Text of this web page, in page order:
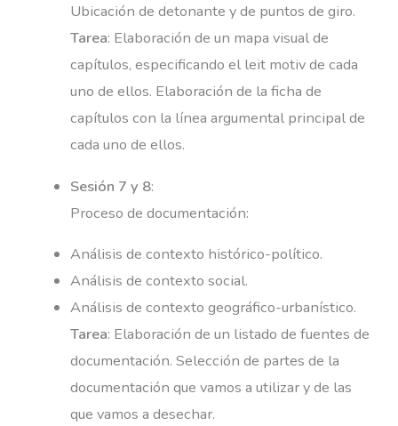
Ubicación de detonante y de puntos de giro.
Tarea: Elaboración de un mapa visual de
capítulos, especificando el leit motiv de cada
uno de ellos. Elaboración de la ficha de
capítulos con la línea argumental principal de
cada uno de ellos.
Sesión 7 y 8:
Proceso de documentación:
Análisis de contexto histórico-político.
Análisis de contexto social.
Análisis de contexto geográfico-urbanístico.
Tarea: Elaboración de un listado de fuentes de
documentación. Selección de partes de la
documentación que vamos a utilizar y de las
que vamos a desechar.